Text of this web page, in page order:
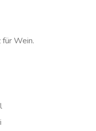
Wein.